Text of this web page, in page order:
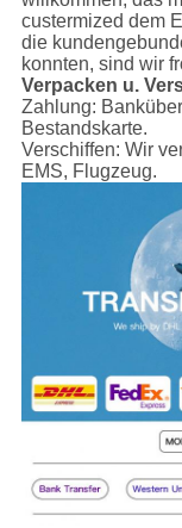
custermized dem
die
konnten, sind wir
Verpacken u.
Zahlung:
Bestandskarte.
Verschiffen: Wir
EMS, Flugzeug.